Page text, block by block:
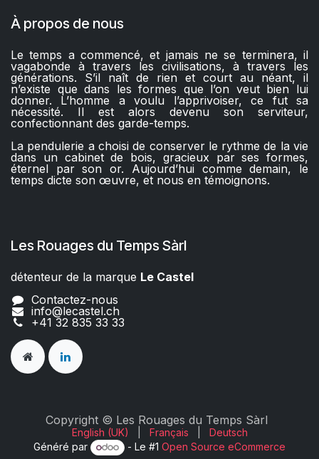
À propos de nous
Le temps a commencé, et jamais ne se terminera, il
vagabonde à travers les civilisations, à travers les
générations. S’il naît de rien et court au néant, il
n’existe que dans les formes que l’on veut bien lui
donner. L’homme a voulu l’apprivoiser, ce fut sa
nécessité. Il est alors devenu son serviteur,
confectionnant des garde-temps.
La pendulerie a choisi de conserver le rythme de la vie
dans un cabinet de bois, gracieux par ses formes,
éternel par son or. Aujourd’hui comme demain, le
temps dicte son œuvre, et nous en témoignons.
Les Rouages du Temps Sàrl
détenteur de la marque Le Castel​​
Contactez-nous
info@lecastel.ch
+41 32 835 33 33
Copyright © Les Rouages du Temps Sàrl
English (UK) Français
Deutsch
Généré par
- Le #1Open Source eCommerce